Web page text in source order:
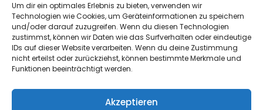
Um dir ein optimales Erlebnis zu bieten, verwenden wir
Technologien wie Cookies, um Geräteinformationen zu speichern
und/oder darauf zuzugreifen. Wenn du diesen Technologien
zustimmst, können wir Daten wie das Surfverhalten oder eindeutige
IDs auf dieser Website verarbeiten. Wenn du deine Zustimmung
nicht erteilst oder zurückziehst, können bestimmte Merkmale und
Funktionen beeinträchtigt werden.
Akzeptieren
Datenschutz